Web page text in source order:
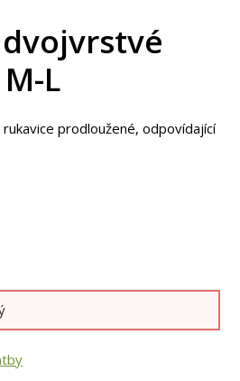
L
prodloužené, odpovídající